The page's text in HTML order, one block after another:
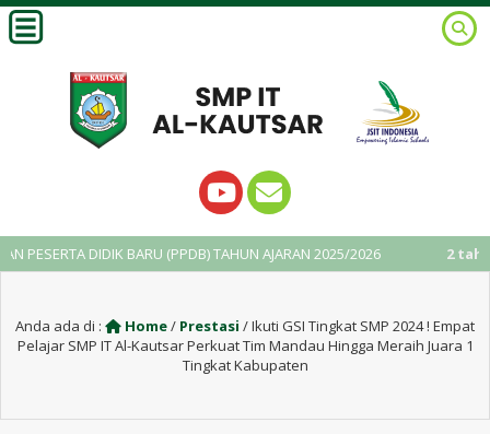
BARU (PPDB) TAHUN AJARAN 2025/2026 2 tahun yang lalu/
Anda ada di : Home/ Prestasi /Ikuti GSI Tingkat SMP 2024 ! Empat
Pelajar SMP IT Al-Kautsar Perkuat Tim Mandau Hingga Meraih Juara 1
Tingkat Kabupaten